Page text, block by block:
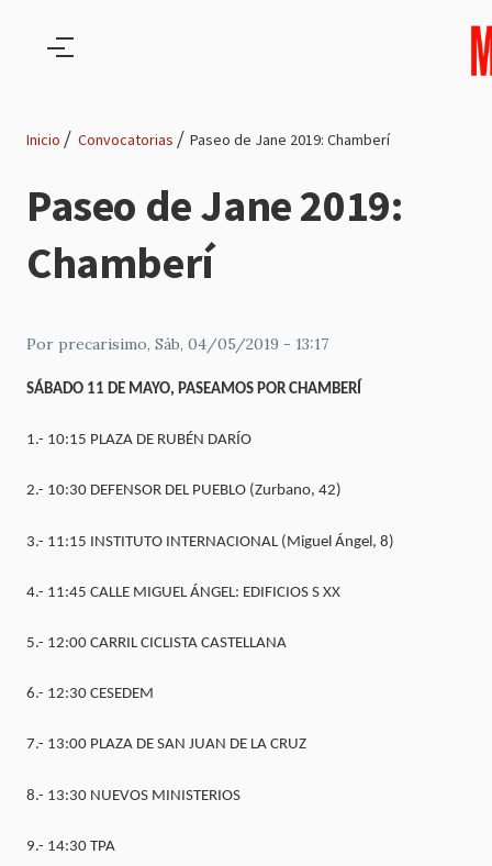
Ruta
de
navegación
Inicio Convocatorias Paseo de Jane 2019: Chamberí
Paseo de Jane 2019:
Chamberí
Por precarisimo, Sáb, 04/05/2019 - 13:17
SÁBADO 11 DE MAYO, PASEAMOS POR CHAMBERÍ
1.- 10:15 PLAZA DE RUBÉN DARÍO
2.- 10:30 DEFENSOR DEL PUEBLO (Zurbano, 42)
3.- 11:15 INSTITUTO INTERNACIONAL (Miguel Ángel, 8)
4.- 11:45 CALLE MIGUEL ÁNGEL: EDIFICIOS S XX
5.- 12:00 CARRIL CICLISTA CASTELLANA
6.- 12:30 CESEDEM
7.- 13:00 PLAZA DE SAN JUAN DE LA CRUZ
8.- 13:30 NUEVOS MINISTERIOS
9.- 14:30 TPA